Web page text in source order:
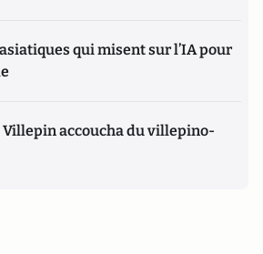
qui misent sur l’IA pour
Villepin accoucha du villepino-